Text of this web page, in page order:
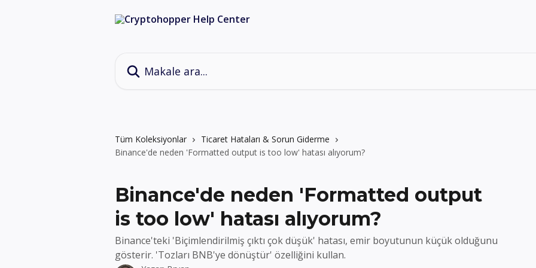
Tüm Koleksiyonlar
Ticaret Hataları & Sorun Giderme
Binance'de neden 'Formatted output is too low' hatası alıyorum?
Binance'de neden 'Formatted output
is too low' hatası alıyorum?
Binance'teki 'Biçimlendirilmiş çıktı çok düşük' hatası, emir boyutunun küçük olduğunu
gösterir. 'Tozları BNB'ye dönüştür' özelliğini kullan.